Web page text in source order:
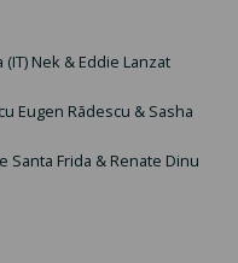
Nek & Eddie Lanzat
Eugen Rãdescu & Sasha
Santa Frida & Renate Dinu